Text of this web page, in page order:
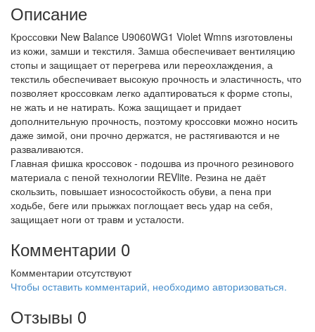
Описание
Кроссовки New Balance U9060WG1 Violet Wmns изготовлены
из кожи, замши и текстиля. Замша обеспечивает вентиляцию
стопы и защищает от перегрева или переохлаждения, а
текстиль обеспечивает высокую прочность и эластичность, что
позволяет кроссовкам легко адаптироваться к форме стопы,
не жать и не натирать. Кожа защищает и придает
дополнительную прочность, поэтому кроссовки можно носить
даже зимой, они прочно держатся, не растягиваются и не
разваливаются.
Главная фишка кроссовок - подошва из прочного резинового
материала с пеной технологии REVlite. Резина не даёт
скользить, повышает износостойкость обуви, а пена при
ходьбе, беге или прыжках поглощает весь удар на себя,
защищает ноги от травм и усталости.
Комментарии 0
Комментарии отсутствуют
Чтобы оставить комментарий, необходимо авторизоваться.
Отзывы 0